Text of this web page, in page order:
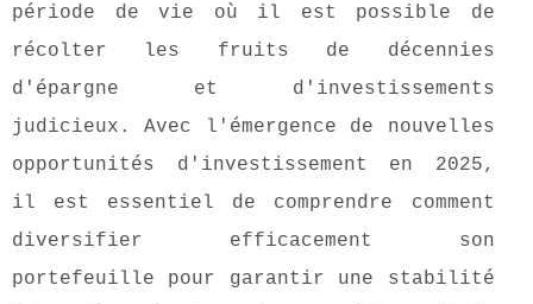
période de vie où il est possible de
récolter les fruits de décennies
d'épargne et d'investissements
judicieux. Avec l'émergence de nouvelles
opportunités d'investissement en 2025,
il est essentiel de comprendre comment
diversifier efficacement son
portefeuille pour garantir une stabilité